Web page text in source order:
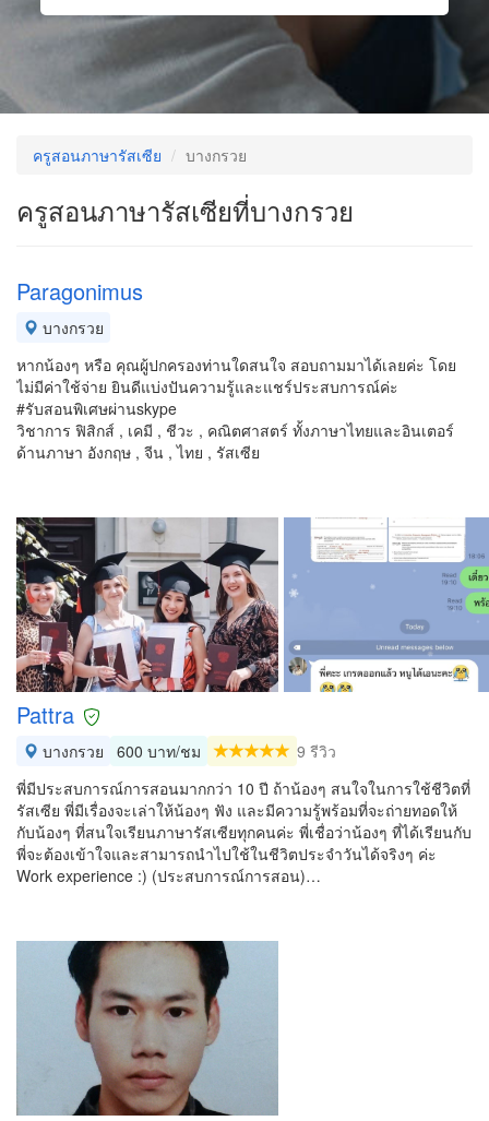
ครูสอนภาษารัสเซีย บางกรวย
ครูสอนภาษารัสเซียที่บางกรวย
Paragonimus
บางกรวย
หากน้องๆ หรือ คุณผู้ปกครองท่านใดสนใจ สอบถามมาได้เลยค่ะ โดย
ไม่มีค่าใช้จ่าย ยินดีแบ่งปันความรู้และแชร์ประสบการณ์ค่ะ
#รับสอนพิเศษผ่านskype
วิชาการ ฟิสิกส์ , เคมี , ชีวะ , คณิตศาสตร์ ทั้งภาษาไทยและอินเตอร์
ด้านภาษา อังกฤษ , จีน , ไทย , รัสเซีย
Pattra
บางกรวย 600 บาท/ชม
9 รีวิว
พี่มีประสบการณ์การสอนมากกว่า 10 ปี ถ้าน้องๆ สนใจในการใช้ชีวิตที่
รัสเซีย พี่มีเรื่องจะเล่าให้น้องๆ ฟัง และมีความรู้พร้อมที่จะถ่ายทอดให้
กับน้องๆ ที่สนใจเรียนภาษารัสเซียทุกคนค่ะ พี่เชื่อว่าน้องๆ ที่ได้เรียนกับ
พี่จะต้องเข้าใจและสามารถนำไปใช้ในชีวิตประจำวันได้จริงๆ ค่ะ
Work experience :) (ประสบการณ์การสอน)…